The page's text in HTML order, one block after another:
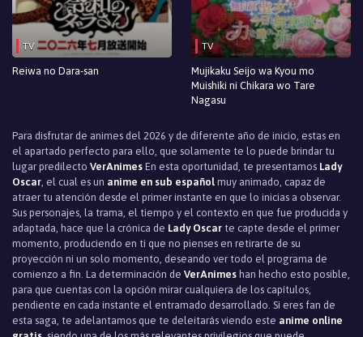
Episodio 11
Episodio 10
Episodio 7
Episodio 6
Episodio 5
Episodio 4
Episodio 3
Episodio 2
TV
Reiwa no Dara-san
TV
Mujikaku Seijo wa Kyou mo
Muishiki ni Chikara wo Tare
Nagasu
Para disfrutar de animes del 2026 y de diferente año de inicio, estas en
el apartado perfecto para ello, que solamente te lo puede brindar tu
lugar predilecto VerAnimes En esta oportunidad, te presentamos Lady
Oscar , el cual es un anime en sub español muy animado, capaz de
atraer tu atención desde el primer instante en que lo inicias a observar.
Sus personajes, la trama, el tiempo y el contexto en que fue producida y
adaptada, hace que la crónica de Lady Oscar te capte desde el primer
momento, produciendo en ti que no pienses en retirarte de su
proyección ni un solo momento, deseando ver todo el programa de
comienzo a fin. La determinación de VerAnimes han hecho esto posible,
para que cuentas con la opción mirar cualquiera de los capítulos,
pendiente en cada instante el entramado desarrollado. Si eres fan de
esta saga, te adelantamos que te deleitarás viendo este anime online